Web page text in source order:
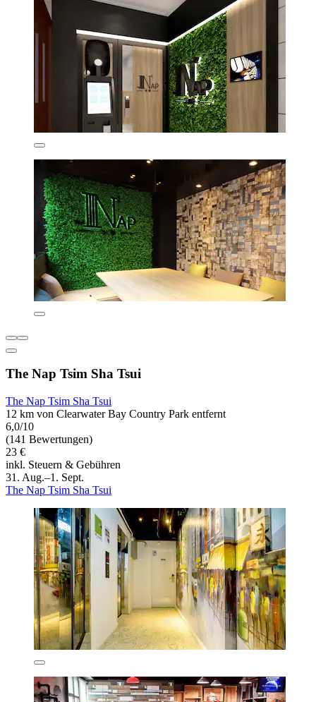
The Nap Tsim Sha Tsui
The Nap Tsim Sha Tsui
12 km von Clearwater Bay Country Park entfernt
6,0/10
(141 Bewertungen)
23 €
inkl. Steuern & Gebühren
31. Aug.–1. Sept.
The Nap Tsim Sha Tsui